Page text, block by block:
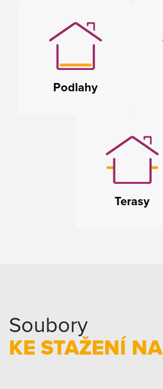
Podlahy
Terasy
Soubory
KE STAŽENÍ NA